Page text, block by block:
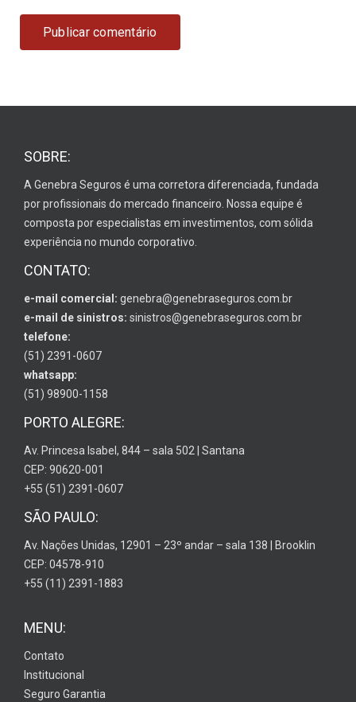
SOBRE:
A Genebra Seguros é uma corretora diferenciada, fundada
por profissionais do mercado financeiro. Nossa equipe é
composta por especialistas em investimentos, com sólida
experiência no mundo corporativo.
CONTATO:
e-mail comercial: genebra@genebraseguros.com.br
e-mail de sinistros: sinistros@genebraseguros.com.br
telefone:
(51) 2391-0607
whatsapp:
(51) 98900-1158
PORTO ALEGRE:
Av. Princesa Isabel, 844 – sala 502 | Santana
CEP: 90620-001
+55 (51) 2391-0607
SÃO PAULO:
Av. Nações Unidas, 12901 – 23º andar – sala 138 | Brooklin
CEP: 04578-910
+55 (11) 2391-1883
MENU:
Contato
Institucional
Seguro Garantia